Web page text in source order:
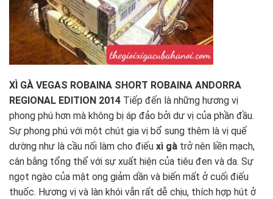
XÌ GÀ VEGAS ROBAINA SHORT ROBAINA ANDORRA
REGIONAL EDITION 2014 Tiếp đến là những hương vị
phong phú hơn mà không bị áp đảo bởi dư vị của phần đầu.
Sự phong phú với một chút gia vị bổ sung thêm là vị quế
dường như là cầu nối làm cho điếu xì gà trở nên liền mạch,
cân bằng tổng thể với sự xuất hiện của tiêu đen và da. Sự
ngọt ngào của mật ong giảm dần và biến mất ở cuối điếu
thuốc. Hương vị và làn khói vẫn rất dễ chịu, thích hợp hút ở